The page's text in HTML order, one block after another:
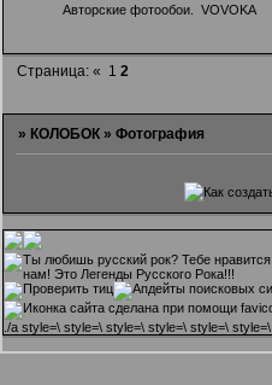
Авторские фотообои.
VOVOKA
Страница:« 1 2
» КОЛОБОК »Фотография
/a style=\ style=\ style=\ style=\ style=\ style=\